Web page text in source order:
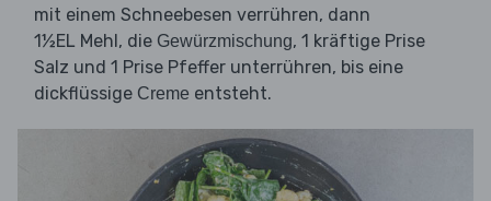
mit einem Schneebesen verrühren, dann
1½EL Mehl, die Gewürzmischung, 1 kräftige Prise
Salz und 1 Prise Pfeffer unterrühren, bis eine
dickflüssige Creme entsteht.